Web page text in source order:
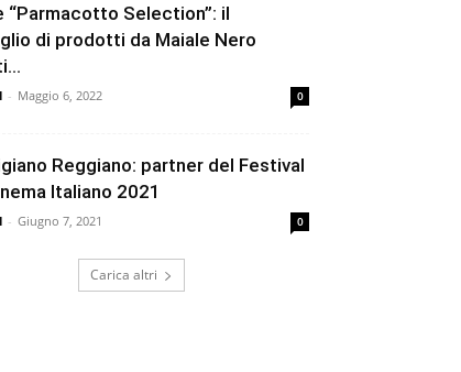
“Parmacotto Selection”: il
di prodotti da Maiale Nero
- Maggio 6, 2022 0
Reggiano: partner del Festival
Italiano 2021
- Giugno 7, 2021 0
Carica altri